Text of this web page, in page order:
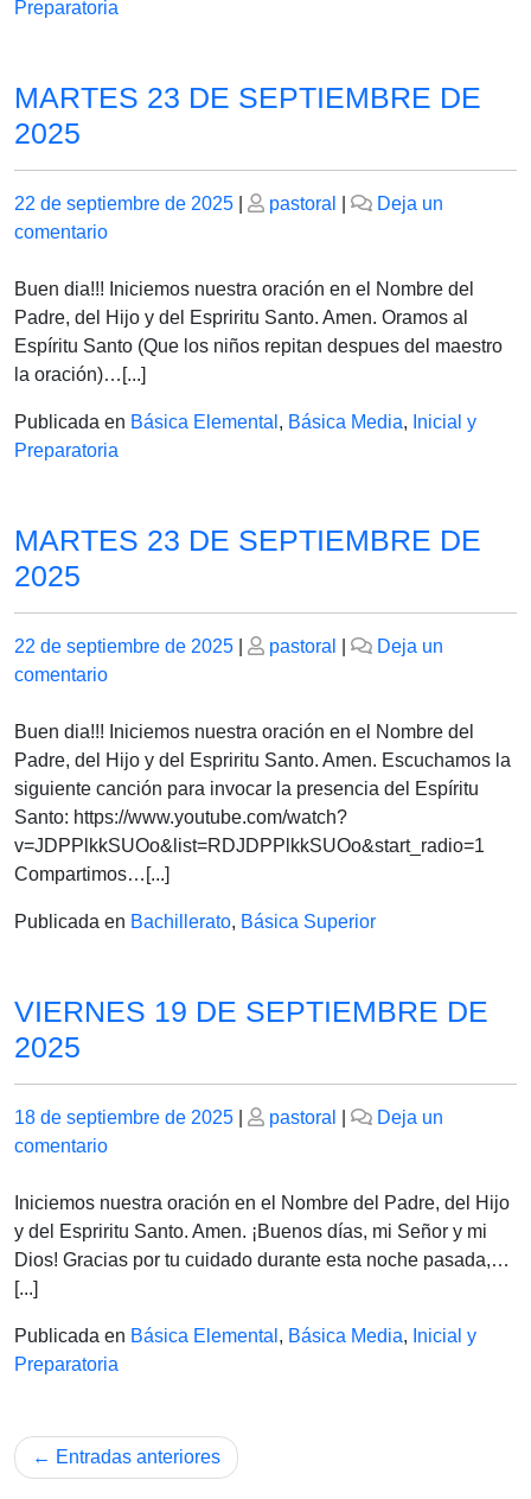
Preparatoria
MARTES 23 DE SEPTIEMBRE DE
2025
Publicado
el
22 de septiembre de 2025
Publicado
pastoral
Deja un
comentarioen
23
DE
SEPTIEMBRE
DE
Buen dia!!! Iniciemos nuestra oración en el Nombre del
Padre, del Hijo y del Espriritu Santo. Amen. Oramos al
Espíritu Santo (Que los niños repitan despues del maestro
la oración)…[...]
Publicada en Básica Elemental , Básica Media, Inicial y
Preparatoria
MARTES 23 DE SEPTIEMBRE DE
2025
Publicado
el
22 de septiembre de 2025
Publicado
pastoral
Deja un
comentarioen
23
DE
SEPTIEMBRE
DE
2025
Buen dia!!! Iniciemos nuestra oración en el Nombre del
Padre, del Hijo y del Espriritu Santo. Amen. Escuchamos la
siguiente canción para invocar la presencia del Espíritu
Santo: https://www.youtube.com/watch?
v=JDPPlkkSUOo&list=RDJDPPlkkSUOo&start_radio=1
Compartimos…[...]
Publicada en Bachillerato, Básica Superior
VIERNES 19 DE SEPTIEMBRE DE
2025
Publicado
el
18 de septiembre de 2025
Publicado
pastoral
Deja un
comentarioen
19
DE
SEPTIEMBRE
Iniciemos nuestra oración en el Nombre del Padre, del Hijo
y del Espriritu Santo. Amen. ¡Buenos días, mi Señor y mi
Dios! Gracias por tu cuidado durante esta noche pasada,…
[...]
Publicada en Básica Elemental , Básica Media, Inicial y
Preparatoria
Navegación
de
Entradas anteriores